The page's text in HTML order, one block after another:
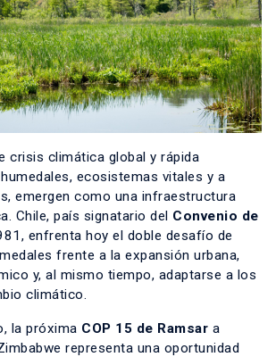
crisis climática global y rápida
ecosistemas vitales y a
emergen como una infraestructura
Chile, país signatario del Convenio de
enfrenta hoy el doble desafío de
frente a la expansión urbana,
y, al mismo tiempo, adaptarse a los
climático.
la próxima COP 15 de Ramsar a
representa una oportunidad